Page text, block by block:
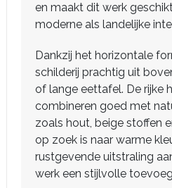
en maakt dit werk
moderne als landelijke
Dankzij het horizontale
schilderij prachtig uit
of lange eettafel. De rijke
combineren goed met
zoals hout, beige stoffen
op zoek is naar warme
rustgevende uitstraling
werk een stijlvolle